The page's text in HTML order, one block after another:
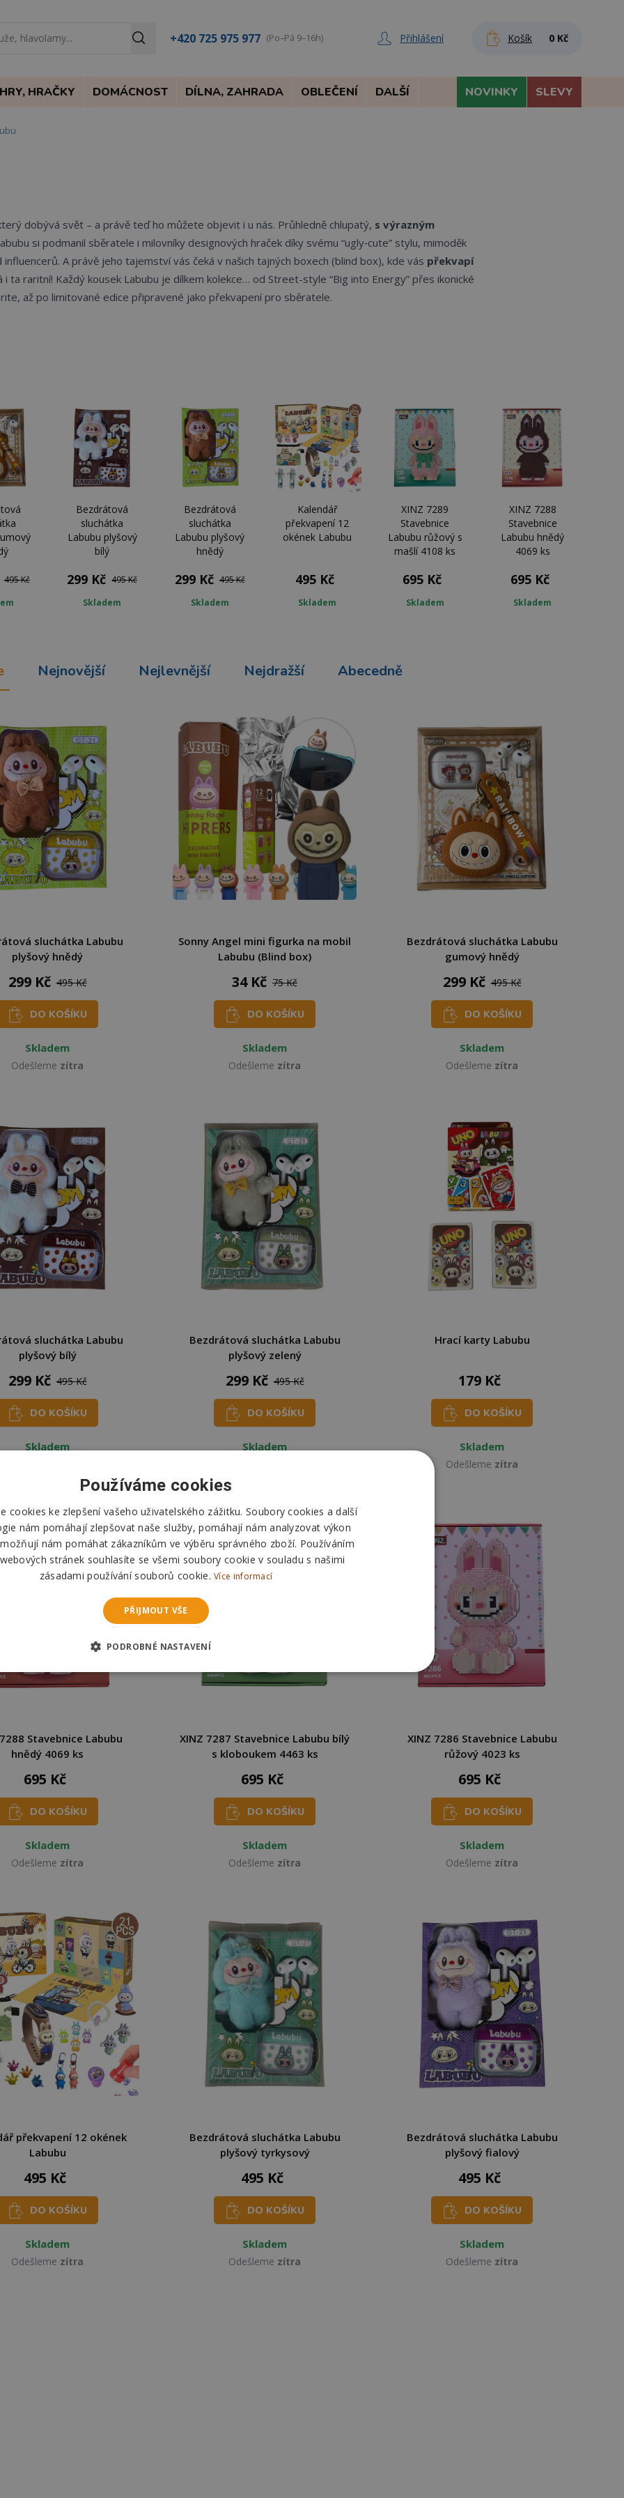
+420 725 975 977 (Po–Pá 9–16h) Přihlášení Košík 0 Kč
HRY, HRAČKY DOMÁCNOST DÍLNA, ZAHRADA OBLEČENÍ DALŠÍ NOVINKY SLEVY
dobývá svět – a právě teď ho můžete objevit i u nás. Průhledně chlupatý, s výrazným
si podmanil sběratele i milovníky designových hraček díky svému “ugly‑cute” stylu, mimoděk
A právě jeho tajemství vás čeká v našich tajných boxech (blind box), kde vás překvapí
i ta raritní! Každý kousek Labubu je dílkem kolekce… od Street-style “Big into Energy” přes ikonické
až po limitované edice připravené jako překvapení pro sběratele.
495 Kč
Bezdrátová
sluchátka
Labubu plyšový
bílý
299 Kč 495 Kč
Skladem
Bezdrátová
sluchátka
Labubu plyšový
hnědý
299 Kč 495 Kč
Skladem
Kalendář
překvapení 12
okének Labubu
495 Kč
Skladem
XINZ 7289
Stavebnice
Labubu růžový s
mašlí 4108 ks
695 Kč
Skladem
XINZ 7288
Stavebnice
Labubu hnědý
4069 ks
695 Kč
Skladem
Nejnovější Nejlevnější Nejdražší Abecedně
sluchátka Labubu
plyšový hnědý
299 Kč 495 Kč
DO KOŠÍKU
Skladem
Odešleme zítra
Sonny Angel mini figurka na mobil
Labubu (Blind box)
34 Kč 75 Kč
DO KOŠÍKU
Skladem
Odešleme zítra
Bezdrátová sluchátka Labubu
gumový hnědý
299 Kč 495 Kč
DO KOŠÍKU
Skladem
Odešleme zítra
sluchátka Labubu
plyšový bílý
299 Kč 495 Kč
DO KOŠÍKU
Skladem
Bezdrátová sluchátka Labubu
plyšový zelený
299 Kč 495 Kč
DO KOŠÍKU
Skladem
Hrací karty Labubu
179 Kč
DO KOŠÍKU
Skladem
Odešleme zítra
Stavebnice Labubu
hnědý 4069 ks
695 Kč
DO KOŠÍKU
Skladem
Odešleme zítra
XINZ 7287 Stavebnice Labubu bílý
s kloboukem 4463 ks
695 Kč
DO KOŠÍKU
Skladem
Odešleme zítra
XINZ 7286 Stavebnice Labubu
růžový 4023 ks
695 Kč
DO KOŠÍKU
Skladem
Odešleme zítra
překvapení 12 okének
Labubu
495 Kč
DO KOŠÍKU
Skladem
Odešleme zítra
Bezdrátová sluchátka Labubu
plyšový tyrkysový
495 Kč
DO KOŠÍKU
Skladem
Odešleme zítra
Bezdrátová sluchátka Labubu
plyšový fialový
495 Kč
DO KOŠÍKU
Skladem
Odešleme zítra
Používáme cookies
cookies ke zlepšení vašeho uživatelského zážitku. Soubory cookies a další
nám pomáhají zlepšovat naše služby, pomáhají nám analyzovat výkon
nám pomáhat zákazníkům ve výběru správného zboží. Používáním
stránek souhlasíte se všemi soubory cookie v souladu s našimi
zásadami používání souborů cookie.Více informací
PŘIJMOUT VŠE
PODROBNÉ NASTAVENÍ